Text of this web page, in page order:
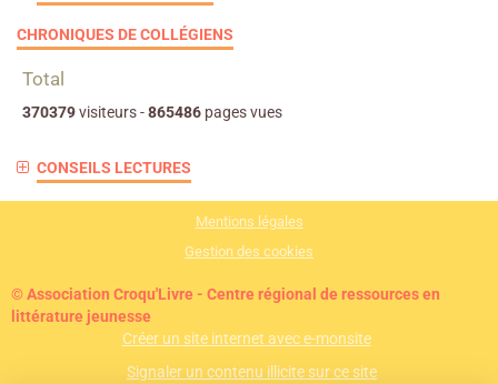
CHRONIQUES DE COLLÉGIENS
Total
370379visiteurs -865486 pages vues
CONSEILS LECTURES
Mentions légales
Gestion des cookies
© Association Croqu'Livre - Centre régional de ressources en
littérature jeunesse
Créer un site internet avec e-monsite
Signaler un contenu illicite sur ce site